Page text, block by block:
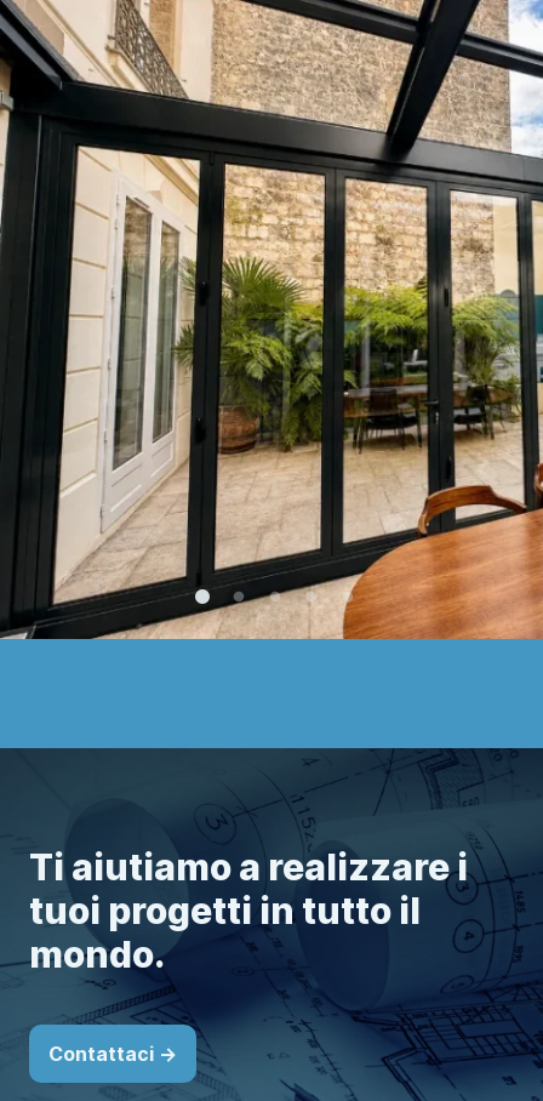
Ti aiutiamo a realizzare i
tuoi progetti in tutto il
mondo.
Contattaci ->